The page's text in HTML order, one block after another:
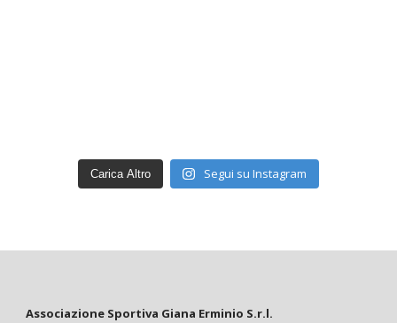
Carica Altro Segui su Instagram
Associazione Sportiva Giana Erminio S.r.l.